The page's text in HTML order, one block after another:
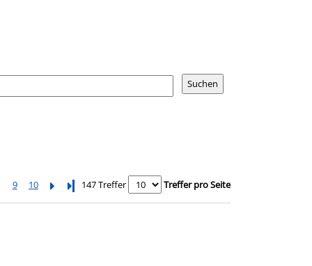
9 10 Letzte Seite
147 Treffer Treffer pro Seite